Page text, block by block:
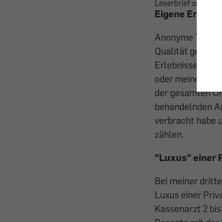
Leserbrief zu
Eigene
Anonyme Tests
Qualität
Erlebnisse mit
oder meinen
der gesamten
behandelnden
verbracht habe
zählen.
"Luxus" einer
Bei meiner
Luxus einer
Kassenarzt 2